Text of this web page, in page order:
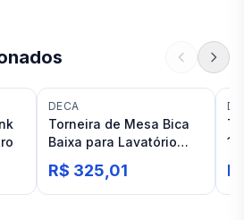
DECA
Torneira de Mesa Bica
Baixa para Lavatório
Cromado Deca Link
R$ 325,01